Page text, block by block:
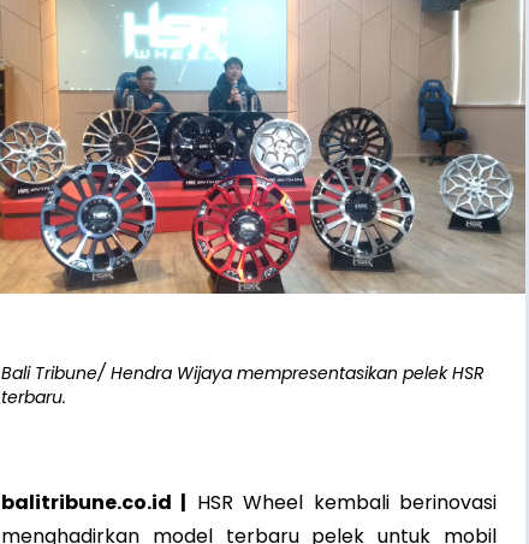
Bali Tribune/ Hendra Wijaya mempresentasikan pelek HSR
terbaru.
balitribune.co.id | HSR Wheel kembali berinovasi
menghadirkan model terbaru pelek untuk mobil